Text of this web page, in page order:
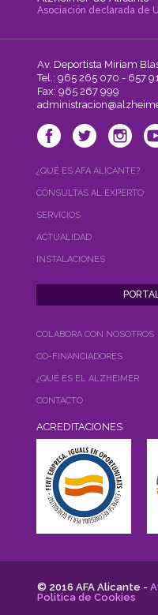
Asociación declarada de
Av. Deportista Miriam
Tel.: 965 265 070 - 657
Fax: 965 267 999
¿QUÉ ES AFA ALICANTE?
CONSULTAS AL EXPERTO
SERVICIOS
ACTUALIDAD
INSTALACIONES
COLABORA CON NOSOTROS
CO-FINANCIADORES
¿QUÉ ES EL ALZHEIMER
CONTACTO
ACREDITACIONES
© 2016 AFA Alicante -
Politica de Cookies